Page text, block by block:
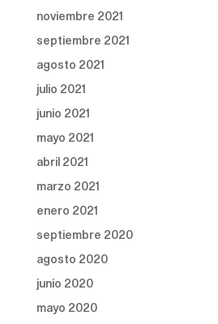
noviembre 2021
septiembre 2021
agosto 2021
julio 2021
junio 2021
mayo 2021
abril 2021
marzo 2021
enero 2021
septiembre 2020
agosto 2020
junio 2020
mayo 2020